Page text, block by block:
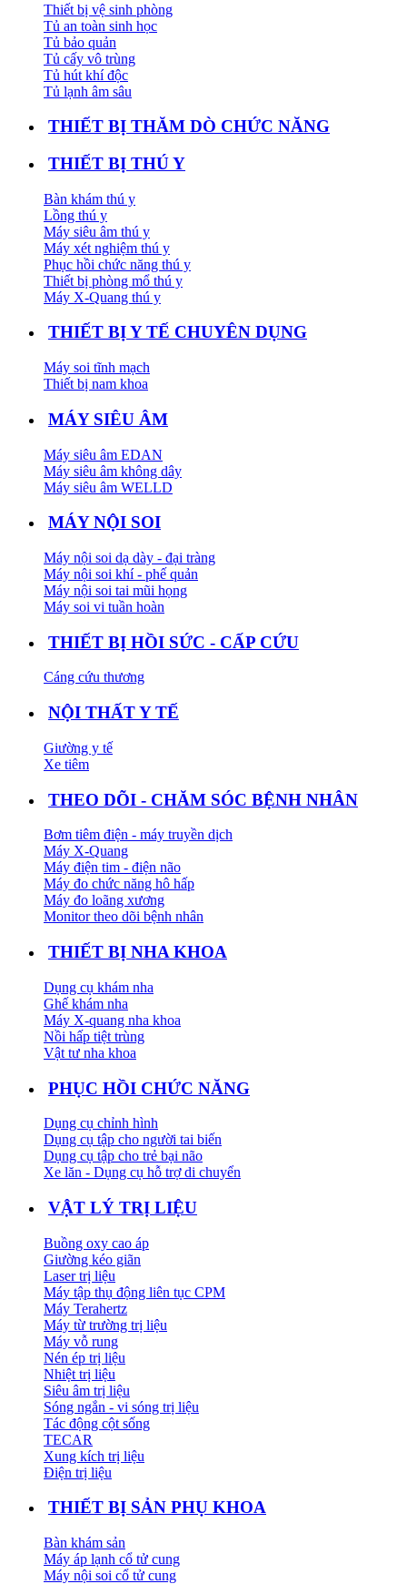
Thiết bị vệ sinh phòng
Tủ an toàn sinh học
Tủ bảo quản
Tủ cấy vô trùng
Tủ hút khí độc
Tủ lạnh âm sâu
THIẾT BỊ THĂM DÒ CHỨC NĂNG
THIẾT BỊ THÚ Y
Bàn khám thú y
Lồng thú y
Máy siêu âm thú y
Máy xét nghiệm thú y
Phục hồi chức năng thú y
Thiết bị phòng mổ thú y
Máy X-Quang thú y
THIẾT BỊ Y TẾ CHUYÊN DỤNG
Máy soi tĩnh mạch
Thiết bị nam khoa
MÁY SIÊU ÂM
Máy siêu âm EDAN
Máy siêu âm không dây
Máy siêu âm WELLD
MÁY NỘI SOI
Máy nội soi dạ dày - đại tràng
Máy nội soi khí - phế quản
Máy nội soi tai mũi họng
Máy soi vi tuần hoàn
THIẾT BỊ HỒI SỨC - CẤP CỨU
Cáng cứu thương
NỘI THẤT Y TẾ
Giường y tế
Xe tiêm
THEO DÕI - CHĂM SÓC BỆNH NHÂN
Bơm tiêm điện - máy truyền dịch
Máy X-Quang
Máy điện tim - điện não
Máy đo chức năng hô hấp
Máy đo loãng xương
Monitor theo dõi bệnh nhân
THIẾT BỊ NHA KHOA
Dụng cụ khám nha
Ghế khám nha
Máy X-quang nha khoa
Nồi hấp tiệt trùng
Vật tư nha khoa
PHỤC HỒI CHỨC NĂNG
Dụng cụ chỉnh hình
Dụng cụ tập cho người tai biến
Dụng cụ tập cho trẻ bại não
Xe lăn - Dụng cụ hỗ trợ di chuyển
VẬT LÝ TRỊ LIỆU
Buồng oxy cao áp
Giường kéo giãn
Laser trị liệu
Máy tập thụ động liên tục CPM
Máy Terahertz
Máy từ trường trị liệu
Máy vỗ rung
Nén ép trị liệu
Nhiệt trị liệu
Siêu âm trị liệu
Sóng ngắn - vi sóng trị liệu
Tác động cột sống
TECAR
Xung kích trị liệu
Điện trị liệu
THIẾT BỊ SẢN PHỤ KHOA
Bàn khám sản
Máy áp lạnh cổ tử cung
Máy nội soi cổ tử cung